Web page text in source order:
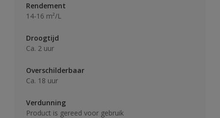
Rendement
14-16 m²/L
Droogtijd
Ca. 2 uur
Overschilderbaar
Ca. 18 uur
Verdunning
Product is gereed voor gebruik